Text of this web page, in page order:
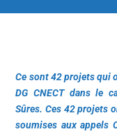
Ce sont 42 projets qui
DG CNECT dans le
Sûres. Ces 42 projets
soumises aux appels